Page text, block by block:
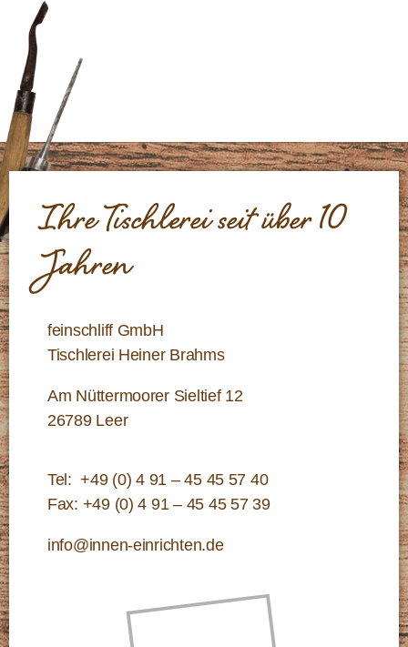
Ihre Tischlerei seit über 10
Jahren
feinschliff GmbH
Tischlerei Heiner Brahms
Am Nüttermoorer Sieltief 12
26789 Leer
Tel:+49 (0) 4 91 – 45 45 57 40
Fax: +49 (0) 4 91 – 45 45 57 39
info@innen-einrichten.de